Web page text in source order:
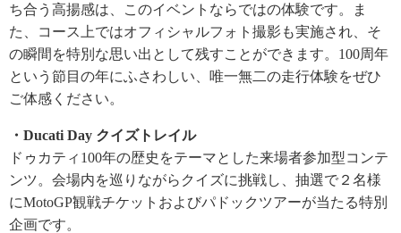
ち合う高揚感は、このイベントならではの体験です。ま
た、コース上ではオフィシャルフォト撮影も実施され、そ
の瞬間を特別な思い出として残すことができます。100周年
という節目の年にふさわしい、唯一無二の走行体験をぜひ
ご体感ください。
・Ducati Day クイズトレイル
ドゥカティ100年の歴史をテーマとした来場者参加型コンテ
ンツ。会場内を巡りながらクイズに挑戦し、抽選で２名様
にMotoGP観戦チケットおよびパドックツアーが当たる特別
企画です。